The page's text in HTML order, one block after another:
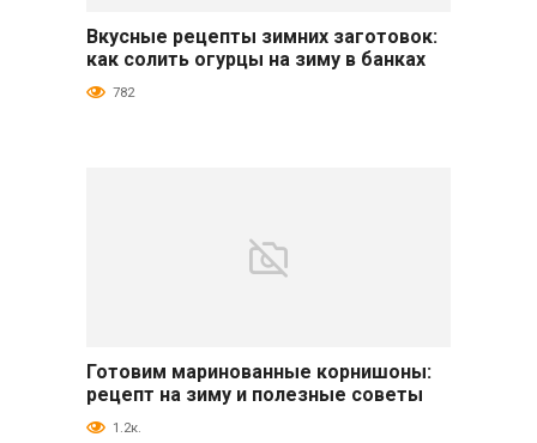
Огурцы
Вкусные рецепты зимних заготовок:
как солить огурцы на зиму в банках
782
Готовим маринованные корнишоны:
рецепт на зиму и полезные советы
1.2к.